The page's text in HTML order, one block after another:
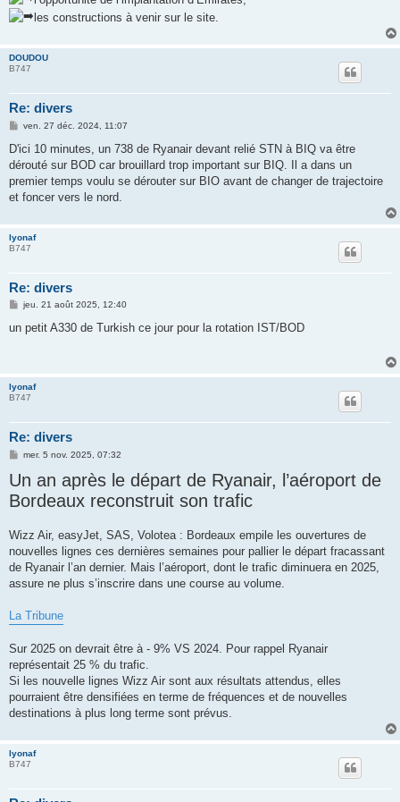
les constructions à venir sur le site.
DOUDOU
B747
Re: divers
M
s
a
g
ven. 27 déc. 2024, 11:07
D'ici 10 minutes, un 738 de Ryanair devant relié STN à BIQ va être
dérouté sur BOD car brouillard trop important sur BIQ. Il a dans un
premier temps voulu se dérouter sur BIO avant de changer de trajectoire
et foncer vers le nord.
lyonaf
B747
Re: divers
M
s
jeu. 21 août 2025, 12:40
un petit A330 de Turkish ce jour pour la rotation IST/BOD
lyonaf
B747
Re: divers
M
s
s
a
g
mer. 5 nov. 2025, 07:32
Un an après le départ de Ryanair, l’aéroport de
Bordeaux reconstruit son trafic
Wizz Air, easyJet, SAS, Volotea : Bordeaux empile les ouvertures de
nouvelles lignes ces dernières semaines pour pallier le départ fracassant
de Ryanair l’an dernier. Mais l’aéroport, dont le trafic diminuera en 2025,
assure ne plus s’inscrire dans une course au volume.
La Tribune
Sur 2025 on devrait être à - 9% VS 2024. Pour rappel Ryanair
représentait 25 % du trafic.
Si les nouvelle lignes Wizz Air sont aux résultats attendus, elles
pourraient être densifiées en terme de fréquences et de nouvelles
destinations à plus long terme sont prévus.
lyonaf
B747